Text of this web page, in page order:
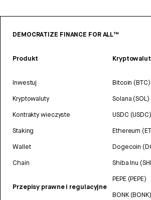
DEMOCRATIZE FINANCE FOR ALL™
Produkt
Inwestuj
Kryptowaluty
Kontrakty wieczyste
Staking
Wallet
Chain
Przepisy prawne i regulacyjne
Bitcoin (BTC)
Solana (SOL)
USDC (USDC)
Ethereum
Dogecoin
Shiba Inu
PEPE (PEPE)
BONK (BONK)